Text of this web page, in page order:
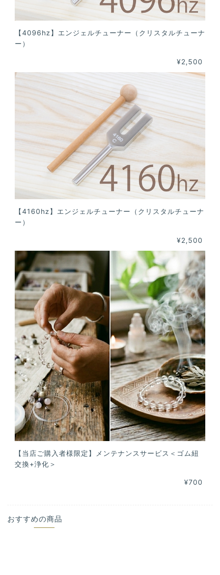
【4096hz】エンジェルチューナー（クリスタルチューナ
ー）
¥2,500
【4160hz】エンジェルチューナー（クリスタルチューナ
ー）
¥2,500
【当店ご購入者様限定】メンテナンスサービス＜ゴム紐
交換+浄化＞
¥700
おすすめの商品